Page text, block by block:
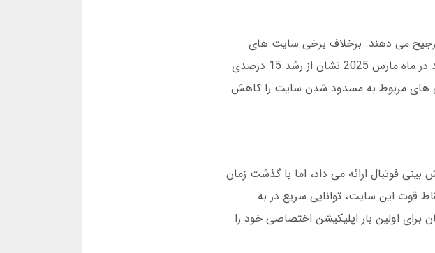
ترجیح می دهند. برخلاف برخی سایت های
رقیب، این پلتفرم از سال 1395 تاکنون بدون وقفه فعالیت داشته و آمار ثبت نام کاربران جدید در ماه مارس 2025 نشان از رشد 15 درصدی
های مربوط به مسدود شدن سایت را کاهش
پیش بینی فوتبال ارائه می داد، اما با گذشت زمان
قوت این سایت، توانایی سریع در به
جدید پس از مسدود شدن های احتمالی است. در دسامبر 2024، بت گان برای اولین بار اپلیکیشن اختصاصی خود را